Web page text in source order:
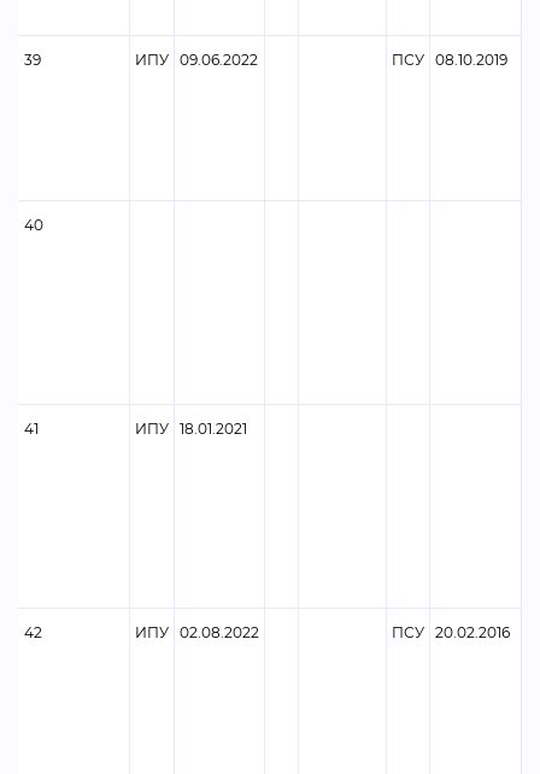
39 ИПУ 09.06.2022 ПСУ 08.10.2019
40
41 ИПУ 18.01.2021
42 ИПУ 02.08.2022 ПСУ 20.02.2016